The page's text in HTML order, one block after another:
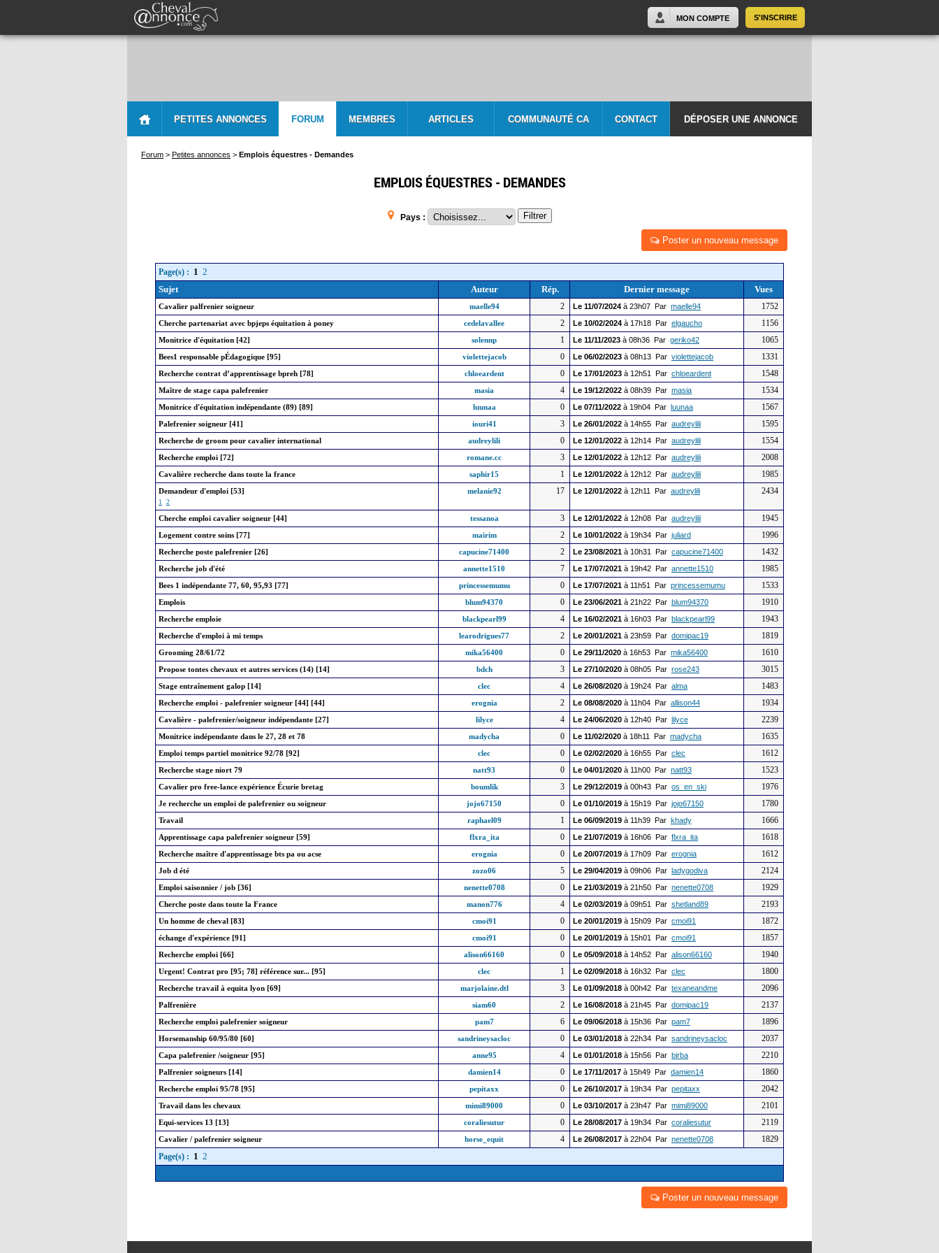
S'INSCRIRE
MON COMPTE
PETITES ANNONCES FORUM MEMBRES ARTICLES COMMUNAUTÉ CA CONTACT DÉPOSER UNE ANNONCE
Forum > Petites annonces > Emplois équestres - Demandes
EMPLOIS ÉQUESTRES - DEMANDES
Pays : Filtrer
Poster un nouveau message
Page(s) : 1 2
Sujet
Auteur Rép. Dernier message Vues
Cavalier palfrenier soigneur maelle94 2 Le 11/07/2024 à 23h07 Par maelle94 1752
Cherche partenariat avec bpjeps équitation à poney cedelavallee 2 Le 10/02/2024 à 17h18 Par elgaucho 1156
Monitrice d'équitation [42] solennp 1 Le 11/11/2023 à 08h36 Par geriko42 1065
Bees1 responsable pÉdagogique [95] violettejacob 0 Le 06/02/2023 à 08h13 Par violettejacob 1331
Recherche contrat d’apprentissage bpreh [78] chloeardent 0 Le 17/01/2023 à 12h51 Par chloeardent 1548
Maître de stage capa palefrenier masia 4 Le 19/12/2022 à 08h39 Par masia 1534
Monitrice d'équitation indépendante (89) [89] luunaa 0 Le 07/11/2022 à 19h04 Par luunaa 1567
Palefrenier soigneur [41] iouri41 3 Le 26/01/2022 à 14h55 Par audreylili 1595
Recherche de groom pour cavalier international audreylili 0 Le 12/01/2022 à 12h14 Par audreylili 1554
Recherche emploi [72] romane.cc 3 Le 12/01/2022 à 12h12 Par audreylili 2008
Cavalière recherche dans toute la france saphir15 1 Le 12/01/2022 à 12h12 Par audreylili 1985
Demandeur d'emploi [53]
1 2
melanie92 17 Le 12/01/2022 à 12h11 Par audreylili 2434
Cherche emploi cavalier soigneur [44] tessanoa 3 Le 12/01/2022 à 12h08 Par audreylili 1945
Logement contre soins [77] mairim 2 Le 10/01/2022 à 19h34 Par juliard 1996
Recherche poste palefrenier [26] capucine71400 2 Le 23/08/2021 à 10h31 Par capucine71400 1432
Recherche job d'été annette1510 7 Le 17/07/2021 à 19h42 Par annette1510 1985
Bees 1 indépendante 77, 60, 95,93 [77] princessemumu 0 Le 17/07/2021 à 11h51 Par princessemumu 1533
Emplois blum94370 0 Le 23/06/2021 à 21h22 Par blum94370 1910
Recherche emploie blackpearl99 4 Le 16/02/2021 à 16h03 Par blackpearl99 1943
Recherche d'emploi à mi temps learodrigues77 2 Le 20/01/2021 à 23h59 Par domipac19 1819
Grooming 28/61/72 mika56400 0 Le 29/11/2020 à 16h53 Par mika56400 1610
Propose tontes chevaux et autres services (14) [14] bdch 3 Le 27/10/2020 à 08h05 Par rose243 3015
Stage entraînement galop [14] clec 4 Le 26/08/2020 à 19h24 Par alma 1483
Recherche emploi - palefrenier soigneur [44] [44] erognia 2 Le 08/08/2020 à 11h04 Par allison44 1934
Cavalière - palefrenier/soigneur indépendante [27] lilyce 4 Le 24/06/2020 à 12h40 Par lilyce 2239
Monitrice indépendante dans le 27, 28 et 78 madycha 0 Le 11/02/2020 à 18h11 Par madycha 1635
Emploi temps partiel monitrice 92/78 [92] clec 0 Le 02/02/2020 à 16h55 Par clec 1612
Recherche stage niort 79 natt93 0 Le 04/01/2020 à 11h00 Par natt93 1523
Cavalier pro free-lance expérience Écurie bretag boumlik 3 Le 29/12/2019 à 00h43 Par os_en_ski 1976
Je recherche un emploi de palefrenier ou soigneur jojo67150 0 Le 01/10/2019 à 15h19 Par jojo67150 1780
Travail raphael09 1 Le 06/09/2019 à 11h39 Par khady 1666
Apprentissage capa palefrenier soigneur [59] flxra_ita 0 Le 21/07/2019 à 16h06 Par flxra_ita 1618
Recherche maître d'apprentissage bts pa ou acse erognia 0 Le 20/07/2019 à 17h09 Par erognia 1612
Job d été zozo06 5 Le 29/04/2019 à 09h06 Par ladygodiva 2124
Emploi saisonnier / job [36] nenette0708 0 Le 21/03/2019 à 21h50 Par nenette0708 1929
Cherche poste dans toute la France manon776 4 Le 02/03/2019 à 09h51 Par shetland89 2193
Un homme de cheval [83] cmoi91 0 Le 20/01/2019 à 15h09 Par cmoi91 1872
échange d'expérience [91] cmoi91 0 Le 20/01/2019 à 15h01 Par cmoi91 1857
Recherche emploi [66] alison66160 0 Le 05/09/2018 à 14h52 Par alison66160 1940
Urgent! Contrat pro [95; 78] référence sur... [95] clec 1 Le 02/09/2018 à 16h32 Par clec 1800
Recherche travail à equita lyon [69] marjolaine.dtl 3 Le 01/09/2018 à 00h42 Par texaneandme 2096
Palfrenière siam60 2 Le 16/08/2018 à 21h45 Par domipac19 2137
Recherche emploi palefrenier soigneur pam7 6 Le 09/06/2018 à 15h36 Par pam7 1896
Horsemanship 60/95/80 [60] sandrineysacloc 0 Le 03/01/2018 à 22h34 Par sandrineysacloc 2037
Capa palefrenier /soigneur [95] anne95 4 Le 01/01/2018 à 15h56 Par birba 2210
Palfrenier soigneurs [14] damien14 0 Le 17/11/2017 à 15h49 Par damien14 1860
Recherche emploi 95/78 [95] pepitaxx 0 Le 26/10/2017 à 19h34 Par pepitaxx 2042
Travail dans les chevaux mimi89000 0 Le 03/10/2017 à 23h47 Par mimi89000 2101
Equi-services 13 [13] coraliesutur 0 Le 28/08/2017 à 19h34 Par coraliesutur 2119
Cavalier / palefrenier soigneur horse_equit 4 Le 26/08/2017 à 22h04 Par nenette0708
1829
Page(s) : 1 2
Poster un nouveau message